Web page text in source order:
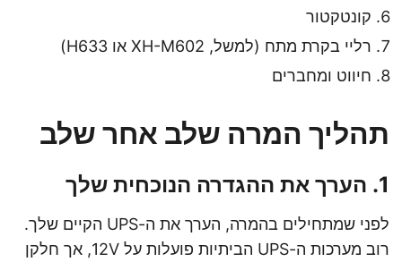
קונטקטור
רליי בקרת מתח (למשל, XH-M602 או H633)
חיווט ומחברים
תהליך המרה שלב אחר שלב
1. הערך את ההגדרה הנוכחית שלך
לפני שמתחילים בהמרה, הערך את ה-UPS הקיים שלך.
רוב מערכות ה-UPS הביתיות פועלות על 12V, אך חלקן